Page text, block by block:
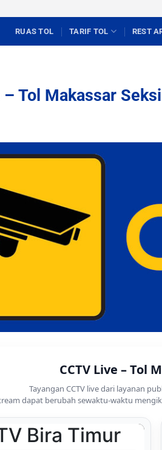
RUAS TOL TARIF TOL REST
– Tol Makassar
CCTV Live – Tol
Tayangan CCTV live dari layanan
dapat berubah sewaktu-waktu